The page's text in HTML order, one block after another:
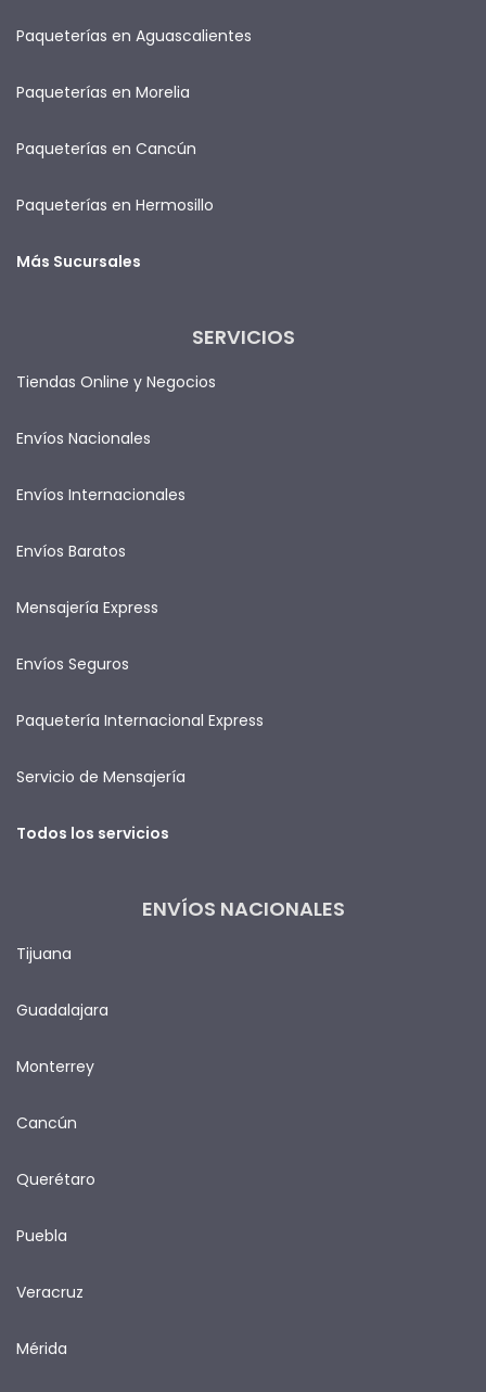
Paqueterías en Aguascalientes
Paqueterías en Morelia
Paqueterías en Cancún
Paqueterías en Hermosillo
Más Sucursales
SERVICIOS
Tiendas Online y Negocios
Envíos Nacionales
Envíos Internacionales
Envíos Baratos
Mensajería Express
Envíos Seguros
Paquetería Internacional Express
Servicio de Mensajería
Todos los servicios
ENVÍOS NACIONALES
Tijuana
Guadalajara
Monterrey
Cancún
Querétaro
Puebla
Veracruz
Mérida